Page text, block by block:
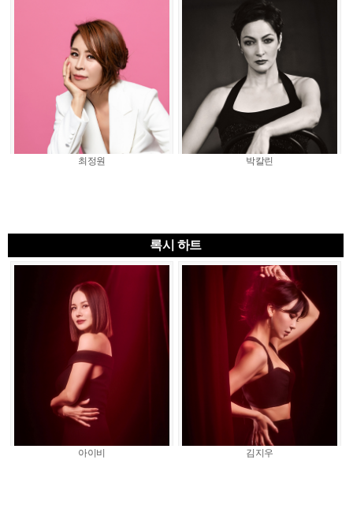
최정원 박칼린
록시 하트
아이비 김지우